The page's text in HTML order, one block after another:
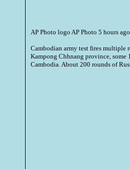
AP Photo logo AP Photo 5 hours ago
Cambodian army test fires multiple
Kampong Chhnang province, some
Cambodia. About 200 rounds of